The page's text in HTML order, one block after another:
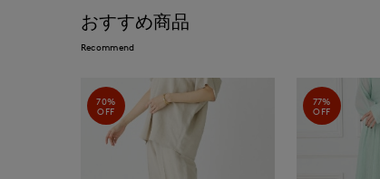
おすすめ商品
Recommend
70%
OFF
77%
OFF